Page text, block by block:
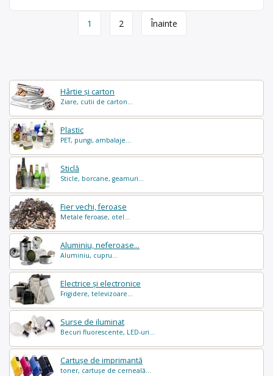
Hârtie și carton
Ziare, cutii de carton...
Plastic
PET, pungi, ambalaje...
Sticlă
Sticle, borcane, geamuri...
Fier vechi, feroase
Metale feroase, otel...
Aluminiu, neferoase...
Aluminiu, cupru...
Electrice și electronice
Frigidere, televizoare...
Surse de iluminat
Becuri fluorescente, LED-uri...
Cartușe de imprimantă
toner, cartușe de cerneală...
1 2 Înainte